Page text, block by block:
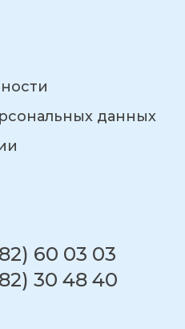
данных
60 03 03
30 48 40